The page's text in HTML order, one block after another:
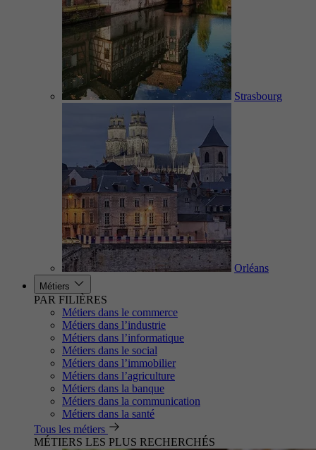
Strasbourg
Orléans
Métiers
PAR FILIÈRES
Métiers dans le commerce
Métiers dans l’industrie
Métiers dans l’informatique
Métiers dans le social
Métiers dans l’immobilier
Métiers dans l’agriculture
Métiers dans la banque
Métiers dans la communication
Métiers dans la santé
Tous les métiers
MÉTIERS LES PLUS RECHERCHÉS